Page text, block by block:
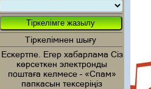
Тіркелімнен шығу
Ескертпе. Егер хабарлама Сіз
көрсеткен электронды
поштаға келмесе – «Спам»
папкасын тексеріңіз